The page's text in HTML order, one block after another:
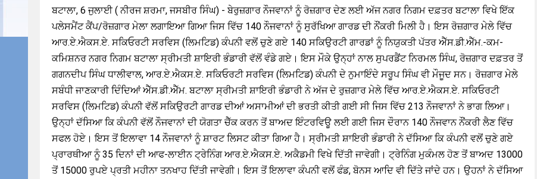
ਬਟਾਲਾ, 6 ਜੁਲਾਈ ( ਨੀਰਜ ਸ਼ਰਮਾ, ਜਸਬੀਰ ਸਿੰਘ) - ਬੇਰੁਜ਼ਗਾਰ ਨੌਜਵਾਨਾਂ ਨੂੰ ਰੋਜ਼ਗਾਰ ਦੇਣ ਲਈ ਅੱਜ ਨਗਰ ਨਿਗਮ ਦਫ਼ਤਰ ਬਟਾਲਾ ਵਿਖੇ ਇੱਕ
ਪਲੇਸਮੈਂਟ ਕੈਂਪ/ਰੋਜ਼ਗਾਰ ਮੇਲਾ ਲਗਾਇਆ ਗਿਆ ਜਿਸ ਵਿੱਚ 140 ਨੌਜਵਾਨਾਂ ਨੂੰ ਸੁਰੱਖਿਆ ਗਾਰਡ ਦੀ ਨੌਂਕਰੀ ਮਿਲੀ ਹੈ। ਇਸ ਰੋਜ਼ਗਾਰ ਮੇਲੇ ਵਿੱਚ
ਆਰ.ਏ.ਐਕਸ.ਏ. ਸਕਿਓਰਟੀ ਸਰਵਿਸ (ਲਿਮਟਿਡ) ਕੰਪਨੀ ਵਲੋਂ ਚੁਣੇ ਗਏ 140 ਸਕਿਉਰਟੀ ਗਾਰਡਾਂ ਨੂੰ ਨਿਯੁਕਤੀ ਪੱਤਰ ਐੱਸ.ਡੀ.ਐੱਮ.-ਕਮ-
ਕਮਿਸ਼ਨਰ ਨਗਰ ਨਿਗਮ ਬਟਾਲਾ ਸ੍ਰੀਮਤੀ ਸ਼ਾਇਰੀ ਭੰਡਾਰੀ ਵੱਲੋਂ ਵੰਡੇ ਗਏ। ਇਸ ਮੌਕੇ ਉਨ੍ਹਾਂ ਨਾਲ ਸੁਪਰਡੈਂਟ ਨਿਰਮਲ ਸਿੰਘ, ਰੋਜ਼ਗਾਰ ਦਫ਼ਤਰ ਤੋਂ
ਗਗਨਦੀਪ ਸਿੰਘ ਧਾਲੀਵਾਲ, ਆਰ.ਏ.ਐਕਸ.ਏ. ਸਕਿਓਰਟੀ ਸਰਵਿਸ (ਲਿਮਟਿਡ) ਕੰਪਨੀ ਦੇ ਨੁਮਾਇੰਦੇ ਸਰੂਪ ਸਿੰਘ ਵੀ ਮੌਜੂਦ ਸਨ। ਰੋਜ਼ਗਾਰ ਮੇਲੇ
ਸਬੰਧੀ ਜਾਣਕਾਰੀ ਦਿੰਦਿਆਂ ਐੱਸ.ਡੀ.ਐੱਮ. ਬਟਾਲਾ ਸ੍ਰੀਮਤੀ ਸ਼ਾਇਰੀ ਭੰਡਾਰੀ ਨੇ ਅੱਜ ਦੇ ਰੁਜ਼ਗਾਰ ਮੇਲੇ ਵਿੱਚ ਆਰ.ਏ.ਐਕਸ.ਏ. ਸਕਿਓਰਟੀ
ਸਰਵਿਸ (ਲਿਮਟਿਡ) ਕੰਪਨੀ ਵੱਲੋਂ ਸਕਿਉਰਟੀ ਗਾਰਡ ਦੀਆਂ ਅਸਾਮੀਆਂ ਦੀ ਭਰਤੀ ਕੀਤੀ ਗਈ ਸੀ ਜਿਸ ਵਿੱਚ 213 ਨੌਜਵਾਨਾਂ ਨੇ ਭਾਗ ਲਿਆ।
ਉਨ੍ਹਾਂ ਦੱਸਿਆ ਕਿ ਕੰਪਨੀ ਵੱਲੋਂ ਨੌਜਵਾਨਾਂ ਦੀ ਯੋਗਤਾ ਚੈੱਕ ਕਰਨ ਤੋਂ ਬਾਅਦ ਇੰਟਰਵਿਊ ਲਈ ਗਈ ਜਿਸ ਦੌਰਾਨ 140 ਨੌਜਵਾਨ ਨੌਂਕਰੀ ਲੈਣ ਵਿੱਚ
ਸਫਲ ਹੋਏ। ਇਸ ਤੋਂ ਇਲਾਵਾ 14 ਨੌਜਵਾਨਾਂ ਨੂੰ ਸ਼ਾਰਟ ਲਿਸਟ ਕੀਤਾ ਗਿਆ ਹੈ। ਸ੍ਰੀਮਤੀ ਸ਼ਾਇਰੀ ਭੰਡਾਰੀ ਨੇ ਦੱਸਿਆ ਕਿ ਕੰਪਨੀ ਵਲੋਂ ਚੁਣੇ ਗਏ
ਪ੍ਰਾਰਥੀਆ ਨੂੰ 35 ਦਿਨਾਂ ਦੀ ਆਫ-ਲਾਈਨ ਟ੍ਰੇਨਿੰਗ ਆਰ.ਏ.ਐਕਸ.ਏ. ਅਕੈਡਮੀ ਵਿਖੇ ਦਿੱਤੀ ਜਾਵੇਗੀ। ਟ੍ਰੇਨਿੰਗ ਮੁਕੰਮਲ ਹੋਣ ਤੋਂ ਬਾਅਦ 13000
ਤੋਂ 15000 ਰੁਪਏ ਪ੍ਰਤੀ ਮਹੀਨਾ ਤਨਖਾਹ ਦਿੱਤੀ ਜਾਵੇਗੀ। ਇਸ ਤੋਂ ਇਲਾਵਾ ਕੰਪਨੀ ਵਲੋਂ ਫੰਡ, ਬੋਨਸ ਆਦਿ ਵੀ ਦਿੱਤੇ ਜਾਂਦੇ ਹਨ। ਉਹਨਾਂ ਨੇ ਦੱਸਿਆ